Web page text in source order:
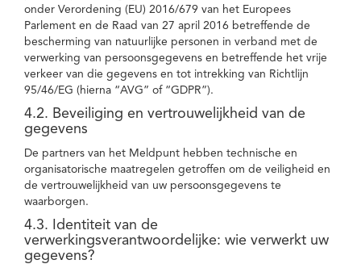
onder Verordening (EU) 2016/679 van het Europees
Parlement en de Raad van 27 april 2016 betreffende de
bescherming van natuurlijke personen in verband met de
verwerking van persoonsgegevens en betreffende het vrije
verkeer van die gegevens en tot intrekking van Richtlijn
95/46/EG (hierna “AVG” of “GDPR”).
4.2. Beveiliging en vertrouwelijkheid van de
gegevens
De partners van het Meldpunt hebben technische en
organisatorische maatregelen getroffen om de veiligheid en
de vertrouwelijkheid van uw persoonsgegevens te
waarborgen.
4.3. Identiteit van de
verwerkingsverantwoordelijke: wie verwerkt uw
gegevens?